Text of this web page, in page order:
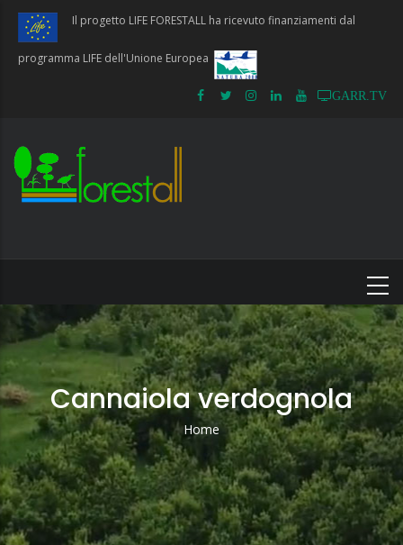
Salta
contenuto
principale
Il progetto LIFE FORESTALL ha ricevuto finanziamenti dal
programma LIFE dell'Unione Europea
GARR.TV
Cannaiola verdognola
Briciole
Di
Pane
Home